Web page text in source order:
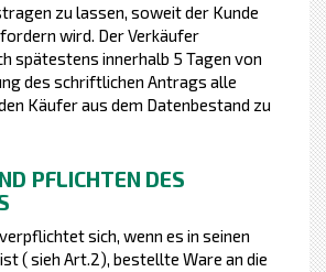
zu lassen, soweit der Kunde
wird. Der Verkäufer
spätestens innerhalb 5 Tagen von
des schriftlichen Antrags alle
Käufer aus dem Datenbestand zu
PFLICHTEN DES
sich, wenn es in seinen
( sieh Art.2), bestellte Ware an die